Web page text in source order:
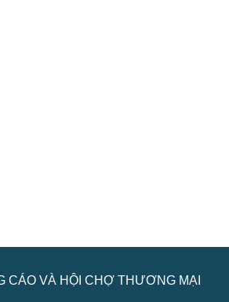
CÁO VÀ HỘI CHỢ THƯƠNG MẠI